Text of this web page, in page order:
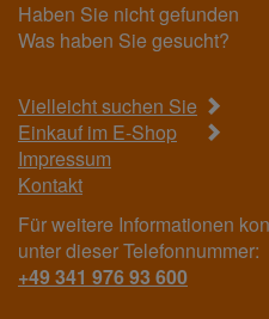
Haben Sie nicht gefunden
Was haben Sie gesucht?
Vielleicht suchen Sie
Einkauf im E-Shop
Impressum
Kontakt
Für weitere Informationen
unter dieser Telefonnummer:
+49 341 976 93 600